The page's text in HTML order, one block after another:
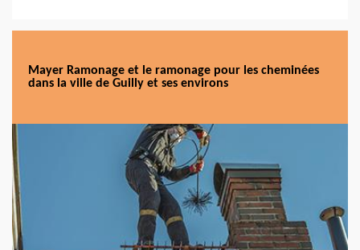
Mayer Ramonage et le ramonage pour les cheminées
dans la ville de Guilly et ses environs